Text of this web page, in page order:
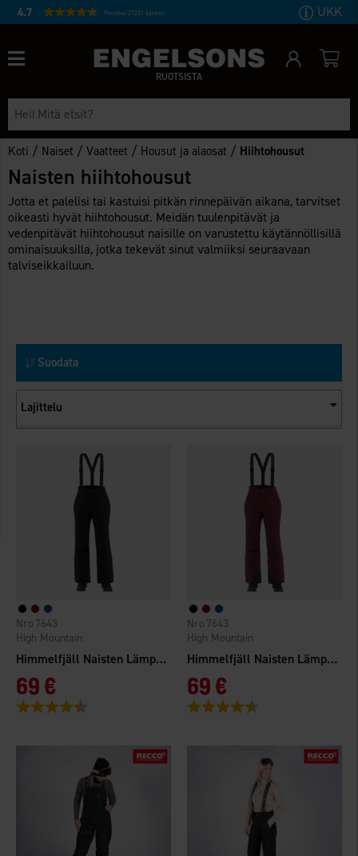
4.7 Perustuu 27231 ääneen UKK
RUOTSISTA
Koti / Naiset /Vaatteet / Housut ja alaosat / Hiihtohousut
Naisten hiihtohousut
Jotta et palelisi tai kastuisi pitkän rinnepäivän aikana, tarvitset
oikeasti hyvät hiihtohousut. Meidän tuulenpitävät ja
vedenpitävät hiihtohousut naisille on varustettu käytännöllisillä
ominaisuuksilla, jotka tekevät sinut valmiiksi seuraavaan
talviseikkailuun.
Suodata
Lajittelu
Himmelfjäll Naisten Lämpöhousut WP
High Mountain
7643
69 €
Arvio:
Himmelfjäll Naisten Lämpöhousut WP
High Mountain
7643
69 €
Arvio: